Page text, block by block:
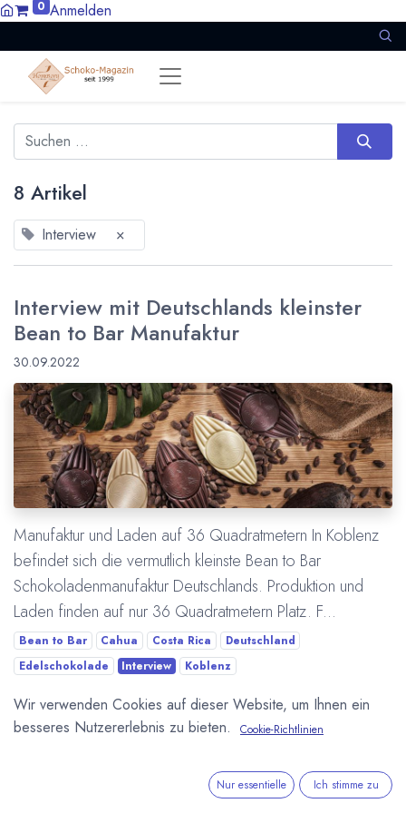
0 Anmelden
8 Artikel
Interview ×
Interview mit Deutschlands kleinster
Bean to Bar Manufaktur
30.09.2022
Manufaktur und Laden auf 36 Quadratmetern In Koblenz
befindet sich die vermutlich kleinste Bean to Bar
Schokoladenmanufaktur Deutschlands. Produktion und
Laden finden auf nur 36 Quadratmetern Platz. F...
Bean to Bar Cahua Costa Rica
Deutschland
Edelschokolade
Interview Koblenz
Mehr lesen
Wir verwenden Cookies auf dieser Website, um Ihnen ein
besseres Nutzererlebnis zu bieten.
Cookie-Richtlinien
Nur essentielle Ich stimme zu